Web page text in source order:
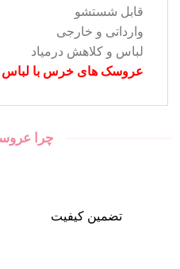
قابل شستشو
وارداتی و خارجی
لباس و کلاهش درمیاد
عروسک های خرس با لباس
چرا
تضمین کیفیت